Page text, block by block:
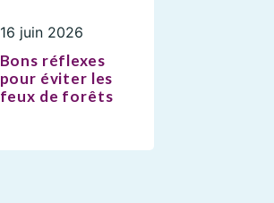
16 juin 2026
Bons réflexes
pour éviter les
feux de forêts